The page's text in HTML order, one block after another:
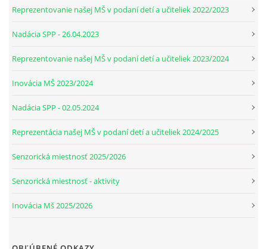
Reprezentovanie našej MŠ v podaní detí a učiteliek 2022/2023
Nadácia SPP - 26.04.2023
Reprezentovanie našej MŠ v podaní detí a učiteliek 2023/2024
Inovácia MŠ 2023/2024
Nadácia SPP - 02.05.2024
Reprezentácia našej MŠ v podaní detí a učiteliek 2024/2025
Senzorická miestnosť 2025/2026
Senzorická miestnosť - aktivity
Inovácia Mš 2025/2026